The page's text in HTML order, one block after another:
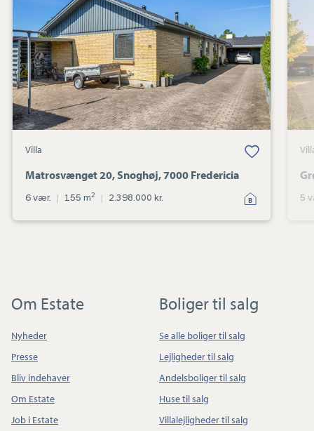
Snoghøj,
7000
Fredericia
Villa
Matrosvænget 20, Snoghøj, 7000 Fredericia
6 vær. | 155 m2 | 2.398.000 kr. 5
Om Estate
Nyheder
Presse
Bliv indehaver
Om Estate
Job i Estate
Boliger til salg
Se alle boliger til salg
Lejligheder til salg
Andelsboliger til salg
Huse til salg
Villalejligheder til salg